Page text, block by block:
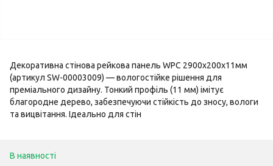
Декоративна стінова рейкова панель WPC 2900х200х11мм
(артикул SW-00003009) — вологостійке рішення для
преміального дизайну. Тонкий профіль (11 мм) імітує
благородне дерево, забезпечуючи стійкість до зносу, вологи
та вицвітання. Ідеально для стін
В наявності